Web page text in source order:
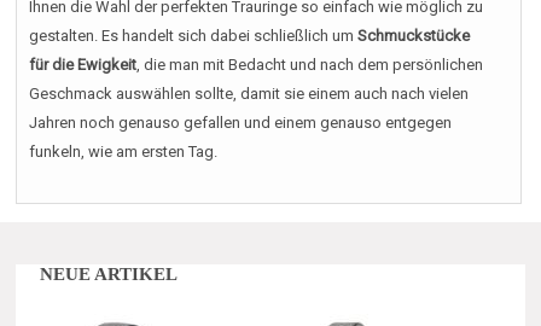
Ihnen die Wahl der perfekten Trauringe so einfach wie möglich zu
gestalten. Es handelt sich dabei schließlich umSchmuckstücke
für die Ewigkeit, die man mit Bedacht und nach dem persönlichen
Geschmack auswählen sollte, damit sie einem auch nach vielen
Jahren noch genauso gefallen und einem genauso entgegen
funkeln, wie am ersten Tag.
NEUE ARTIKEL